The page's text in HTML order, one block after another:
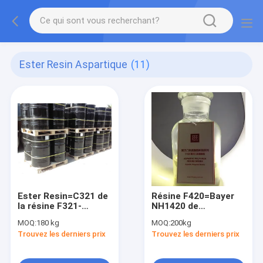
Ester Resin Aspartique (11)
Ester Resin=C321 de
la résine F321-
FEISPARTIC
Polyaspartic
MOQ:180 kg
Trouvez les derniers prix
Résine F420=Bayer
NH1420 de
Polyaspartic
Polyurea
MOQ:200kg
Trouvez les derniers prix